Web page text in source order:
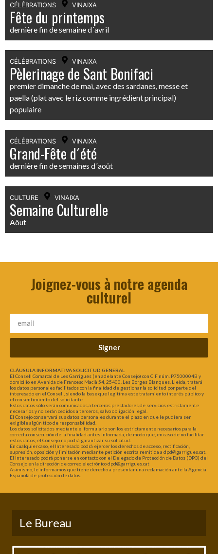
CÉLÉBRATIONS VINAIXA
Fête du printemps
dernière fin de semaine d´avril
CÉLÉBRATIONS VINAIXA
Pèlerinage de Sant Bonifaci
premier dimanche de mai, avec des sardanes, messe et
paella (plat avec le riz comme ingrédient principal)
populaire
CÉLÉBRATIONS VINAIXA
Grand-Fête d´été
dernière fin de semaines d´août
CULTURE VINAIXA
Semaine Culturelle
Aôut
Joignez-vous à notre agenda
culturel
Signer
CLÁUSULA INFORMATIVA SOLICITUD GENERAL
El Consell Comarcal de Les Garrigues (en adelante Consejo) con CIF núm. P7500004B y
domicilio en Avenida de Francesc Macià 54, 25400, Les Borges Blanques, Lleida, tratará
los datos personales facilitados con la finalidad de gestionar la solicitud por parte del
interesado en el Consell, siendo la base que legitima este tratamiento interés público y
el consentimiento del solicitante.
Estos datos sólo serán comunicados a terceros prestadores de servicios estrictamente
necesarios y no serán cedidos a terceros, salvo obligación legal.
El Consejo conservará sus datos personales durante el plazo en que le pudiera ser
exigible algún tipo de responsabilidad.
Los datos solicitados mediante el formulario son los estrictamente necesarios para la
correcta consecución de la finalidad antes informada, de modo que, en caso de no facilitar
estos datos, el Consejo no podrá garantizar su solicitud.
En cualquier caso, el Interesado podrá ejercer los derechos de acceso, rectificación,
supresión, oposición y limitación mediante petición escrita remitida a dpd@garrigues.cat.
El Interesado podrá ponerse en contacto con el Delegado de Protección de Datos (DPO) del
Consejo en la dirección de correo electrónico dpd@garrigues.cat
Asimismo, le informamos que tiene derecho a presentar una reclamación ante la Agencia
Española de protección de datos.
Le Bureau